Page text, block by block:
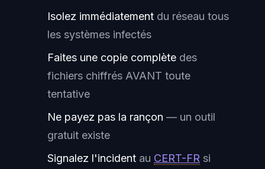
Isolez immédiatement du réseau tous
les systèmes infectés
Faites une copie complète des
fichiers chiffrés AVANT toute
tentative
Ne payez pas la rançon — un outil
gratuit existe
Signalez l'incident au CERT-FR si